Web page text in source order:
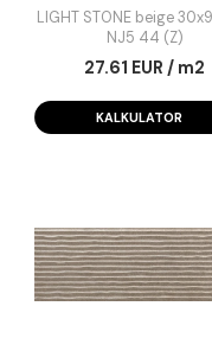
LIGHT STONE
27.61 EUR /
KALKULATOR